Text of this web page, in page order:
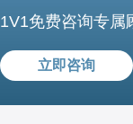
1V1免费咨询专属
立即咨询